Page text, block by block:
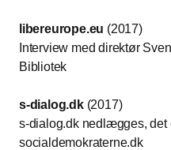
libereurope.eu (2017)
Interview med direktør
Bibliotek
s-dialog.dk(2017)
s-dialog.dk nedlægges, det
socialdemokraterne.dk